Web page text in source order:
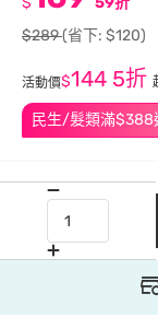
民生/髮類滿$388
$289(省下: $120)
活動價$144 5折